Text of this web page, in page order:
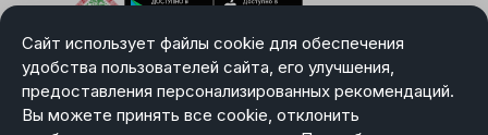
Сайт использует файлы cookie для обеспечения
удобства пользователей сайта, его улучшения,
предоставления персонализированных рекомендаций.
Вы можете принять все cookie, отклонить
Выбор настроек Cookie